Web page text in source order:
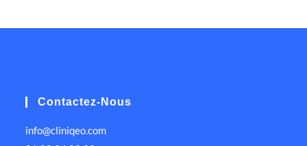
Contactez-Nous
info@cliniqeo.com